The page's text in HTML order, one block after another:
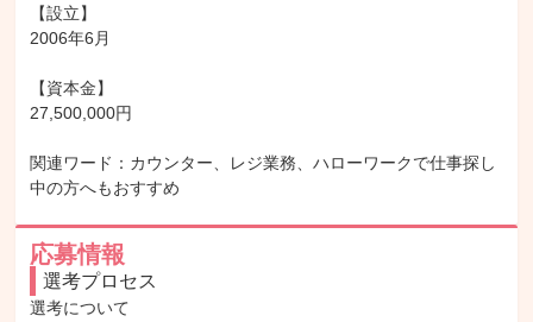
【設立】
2006年6月
【資本金】
27,500,000円
関連ワード：カウンター、レジ業務、ハローワークで仕事探し
中の方へもおすすめ
応募情報
選考プロセス
選考について